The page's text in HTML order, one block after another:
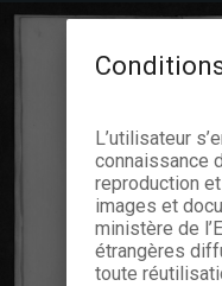
L’utilisateur
connaissance
reproduction
images et
ministère de
étrangères
toute